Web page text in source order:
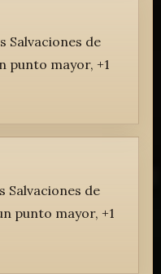
Salvaciones de
punto mayor, +1
Salvaciones de
punto mayor, +1